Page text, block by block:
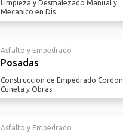
Limpieza y Desmalezado Manual y
Mecanico en Dis
Asfalto y Empedrado
Posadas
Construccion de Empedrado Cordon
Cuneta y Obras
Asfalto y Empedrado